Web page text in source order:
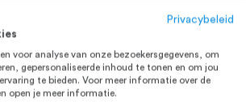
Privacybeleid
voor analyse van onze bezoekersgegevens, om
gepersonaliseerde inhoud te tonen en om jou
te bieden. Voor meer informatie over de
open je meer informatie.